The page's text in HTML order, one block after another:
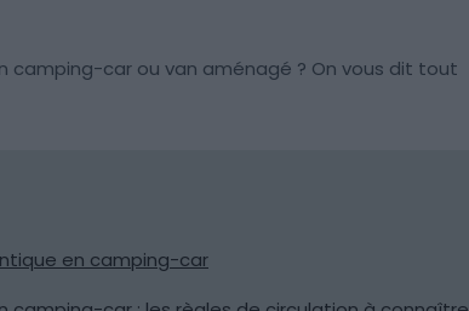
camping-car ou van aménagé ? On vous dit tout
en camping-car